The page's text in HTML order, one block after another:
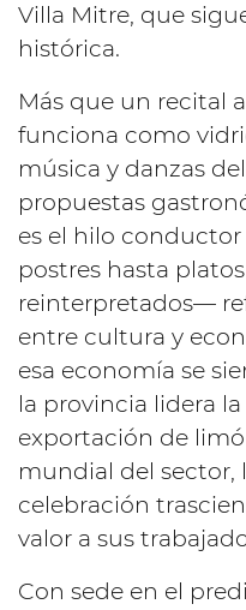
Villa Mitre, que
histórica.
Más que un recital
funciona como
música y danzas
propuestas
es el hilo
postres hasta
reinterpretados—
entre cultura y
esa economía se
la provincia lidera
exportación de
mundial del sector,
celebración
valor a sus
Con sede en el